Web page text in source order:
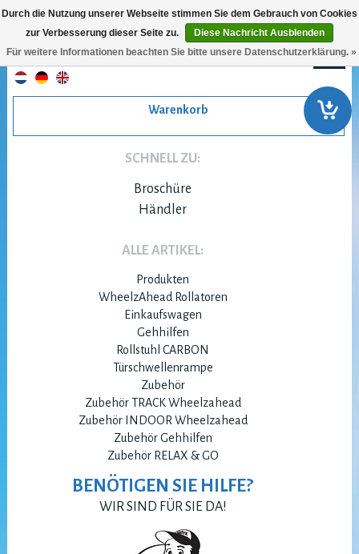
Warenkorb
SCHNELL ZU:
Broschüre
Händler
ALLE ARTIKEL:
Produkten
WheelzAhead Rollatoren
Einkaufswagen
Gehhilfen
Rollstuhl CARBON
Türschwellenrampe
Zubehör
Zubehör TRACK Wheelzahead
Zubehör INDOOR Wheelzahead
Zubehör Gehhilfen
Zubehör RELAX & GO
BENÖTIGEN SIE HILFE?
WIR SIND FÜR SIE DA!
Durch die Nutzung unserer Webseite stimmen Sie dem Gebrauch von Cookies
zur Verbesserung dieser Seite zu.
Diese Nachricht Ausblenden
Für weitere Informationen beachten Sie bitte unsere Datenschutzerklärung. »